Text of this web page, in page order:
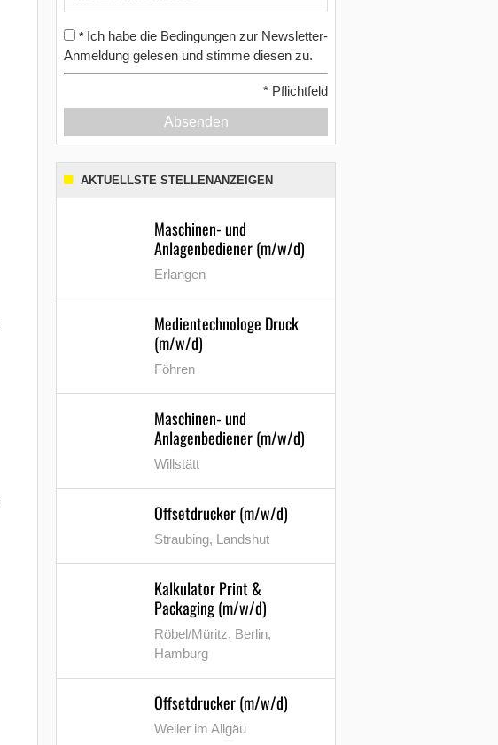
* Ich habe die Bedingungen zur Newsletter-
Anmeldung gelesen und stimme diesen zu.
* Pflichtfeld
Absenden
AKTUELLSTE STELLENANZEIGEN
Maschinen- und
Anlagenbediener (m/w/d)
Erlangen
Medientechnologe Druck
(m/w/d)
Föhren
Maschinen- und
Anlagenbediener (m/w/d)
Willstätt
Offsetdrucker (m/w/d)
Straubing, Landshut
Kalkulator Print &
Packaging (m/w/d)
Röbel/Müritz, Berlin,
Hamburg
Offsetdrucker (m/w/d)
Weiler im Allgäu